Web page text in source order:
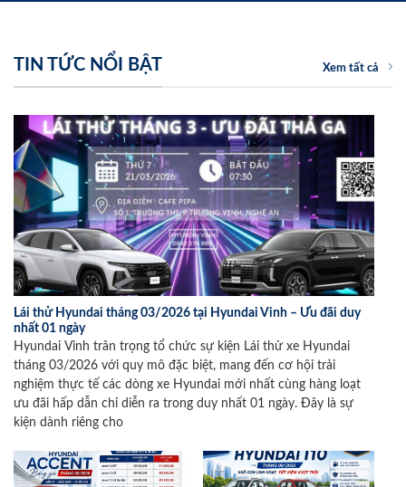
TIN TỨC NỔI BẬT Xem tất cả
Lái thử Hyundai tháng 03/2026 tại Hyundai Vinh – Ưu đãi duy
nhất 01 ngày
Hyundai Vinh trân trọng tổ chức sự kiện Lái thử xe Hyundai
tháng 03/2026 với quy mô đặc biệt, mang đến cơ hội trải
nghiệm thực tế các dòng xe Hyundai mới nhất cùng hàng loạt
ưu đãi hấp dẫn chỉ diễn ra trong duy nhất 01 ngày. Đây là sự
kiện dành riêng cho